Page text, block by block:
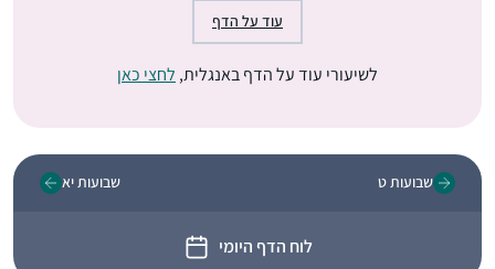
עוד על הדף
לשיעורי עוד על הדף באנגלית, לחצי כאן
שבועות ט
לוח הדף היומי
שבועות יא